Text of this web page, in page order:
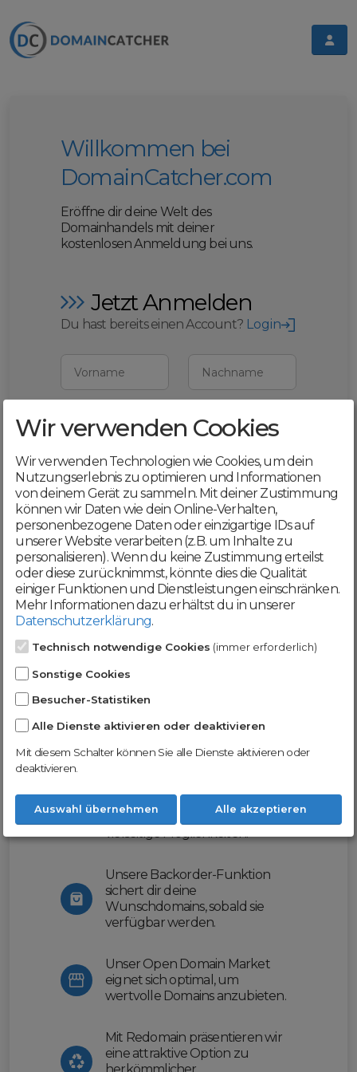
Willkommen bei
DomainCatcher.com
Eröffne dir deine Welt des
Domainhandels mit deiner
kostenlosen Anmeldung bei uns.
Jetzt Anmelden
Du hast bereits einen Account? Login
Vorname Nachname
E-Mail
Mit deiner Registrierung bestätigst du,
dass du dieAGBund
Datenschutzerklärung akzeptierst
Weiter
Werde jetzt Teil der
DomainCatcher-
Community!
Nutze unsere Erfahrung und profitiere
erleichtern wir dir den
Domainhandel und bieten dir
vielseitige Möglichkeiten.
Unsere Backorder-Funktion
sichert dir deine
Wunschdomains, sobald sie
verfügbar werden.
Unser Open Domain Market
eignet sich optimal, um
wertvolle Domains anzubieten.
Mit Redomain präsentieren wir
eine attraktive Option zu
Wir verwenden Cookies
Wir verwenden Technologien wie Cookies, um dein
Nutzungserlebnis zu optimieren und Informationen
von deinem Gerät zu sammeln. Mit deiner Zustimmung
können wir Daten wie dein Online-Verhalten,
personenbezogene Daten oder einzigartige IDs auf
unserer Website verarbeiten (z.B. um Inhalte zu
personalisieren). Wenn du keine Zustimmung erteilst
oder diese zurücknimmst, könnte dies die Qualität
einiger Funktionen und Dienstleistungen einschränken.
Mehr Informationen dazu erhältst du in unserer
Datenschutzerklärung.
Technisch notwendige Cookies (immer erforderlich)
Sonstige Cookies
Besucher-Statistiken
Alle Dienste aktivieren oder deaktivieren
Mit diesem Schalter können Sie alle Dienste aktivieren oder
deaktivieren.
Auswahl übernehmen Alle akzeptieren